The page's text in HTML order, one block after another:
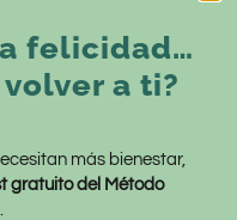
felicidad…
a ti?
más bienestar,
gratuito del Método
.